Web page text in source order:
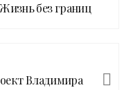
Жизнь без границ
Владимира